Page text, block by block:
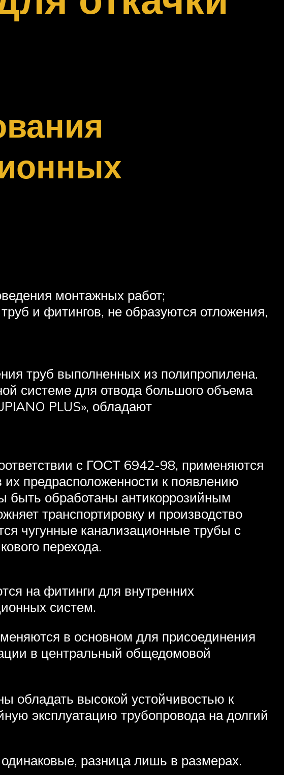
монтажных работ;
и фитингов, не образуются отложения,
труб выполненных из полипропилена.
системе для отвода большого объема
PLUS», обладают
с ГОСТ 6942-98, применяются
предрасположенности к появлению
быть обработаны антикоррозийным
транспортировку и производство
чугунные канализационные трубы с
перехода.
на фитинги для внутренних
систем.
в основном для присоединения
в центральный общедомовой
обладать высокой устойчивостью к
эксплуатацию трубопровода на долгий
разница лишь в размерах.